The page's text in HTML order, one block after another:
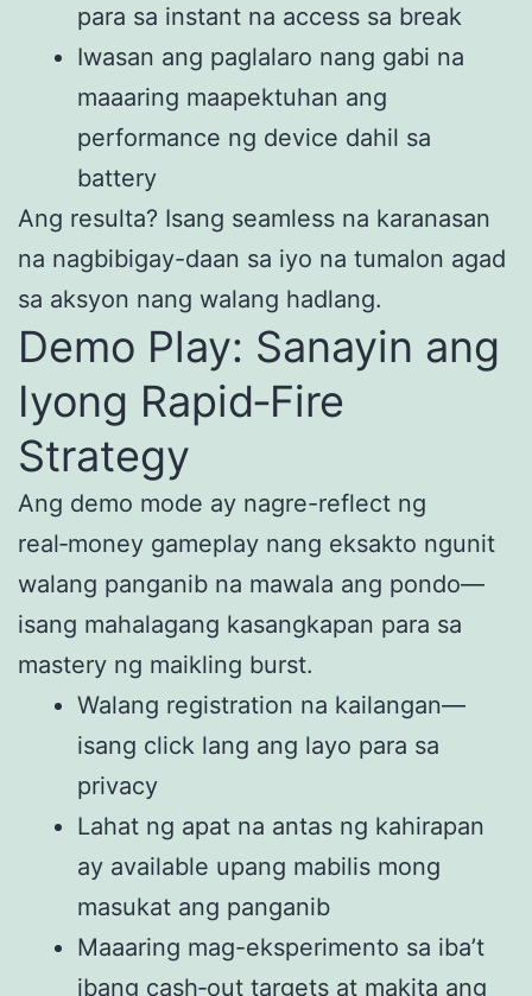
para sa instant na access sa break
Iwasan ang paglalaro nang gabi na
maaaring maapektuhan ang
performance ng device dahil sa
battery
Ang resulta? Isang seamless na karanasan
na nagbibigay-daan sa iyo na tumalon agad
sa aksyon nang walang hadlang.
Demo Play: Sanayin ang
Iyong Rapid‑Fire
Strategy
Ang demo mode ay nagre-reflect ng
real‑money gameplay nang eksakto ngunit
walang panganib na mawala ang pondo—
isang mahalagang kasangkapan para sa
mastery ng maikling burst.
Walang registration na kailangan—
isang click lang ang layo para sa
privacy
Lahat ng apat na antas ng kahirapan
ay available upang mabilis mong
masukat ang panganib
Maaaring mag-eksperimento sa iba’t
ibang cash‑out targets at makita ang